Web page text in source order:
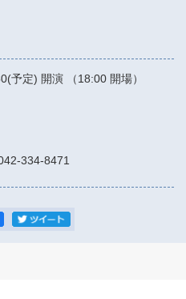
予定) 開演 （18:00 開場）
334-8471